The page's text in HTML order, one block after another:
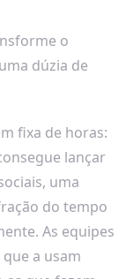
o
dúzia de
fixa de horas:
lançar
uma
do tempo
As equipes
a usam